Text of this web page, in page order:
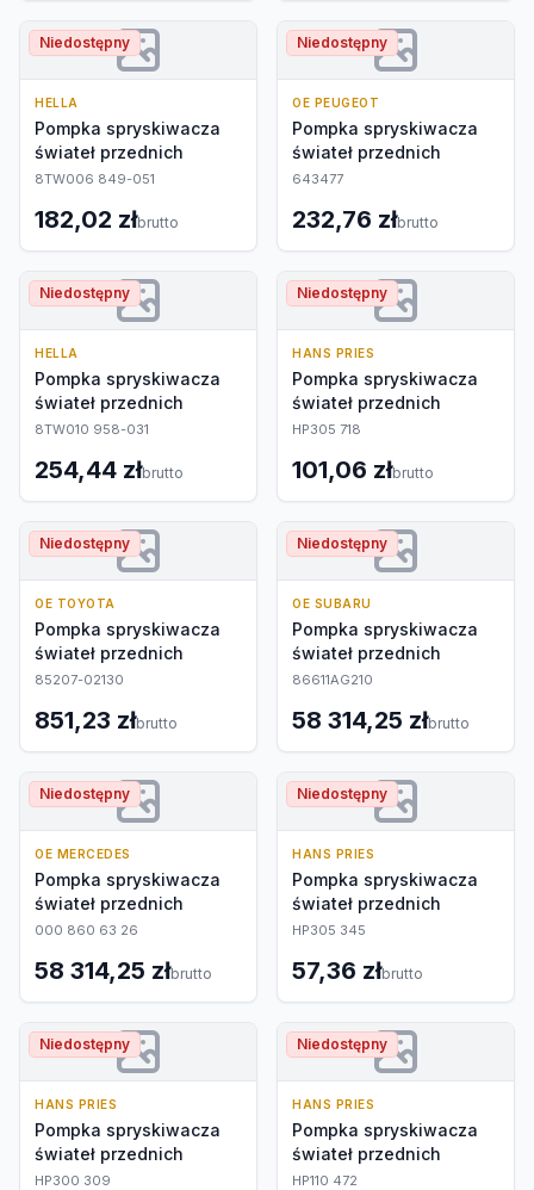
Niedostępny
HELLA
Pompka spryskiwacza
świateł przednich
8TW006 849-051
182,02 złbrutto
Niedostępny
OE PEUGEOT
Pompka spryskiwacza
świateł przednich
643477
232,76 złbrutto
Niedostępny
HELLA
Pompka spryskiwacza
świateł przednich
8TW010 958-031
254,44 złbrutto
Niedostępny
HANS PRIES
Pompka spryskiwacza
świateł przednich
HP305 718
101,06 złbrutto
Niedostępny
OE TOYOTA
Pompka spryskiwacza
świateł przednich
85207-02130
851,23 złbrutto
Niedostępny
OE SUBARU
Pompka spryskiwacza
świateł przednich
86611AG210
58 314,25 złbrutto
Niedostępny
OE MERCEDES
Pompka spryskiwacza
świateł przednich
000 860 63 26
58 314,25 złbrutto
Niedostępny
HANS PRIES
Pompka spryskiwacza
świateł przednich
HP305 345
57,36 złbrutto
Niedostępny
HANS PRIES
Pompka spryskiwacza
świateł przednich
HP300 309
Niedostępny
HANS PRIES
Pompka spryskiwacza
świateł przednich
HP110 472